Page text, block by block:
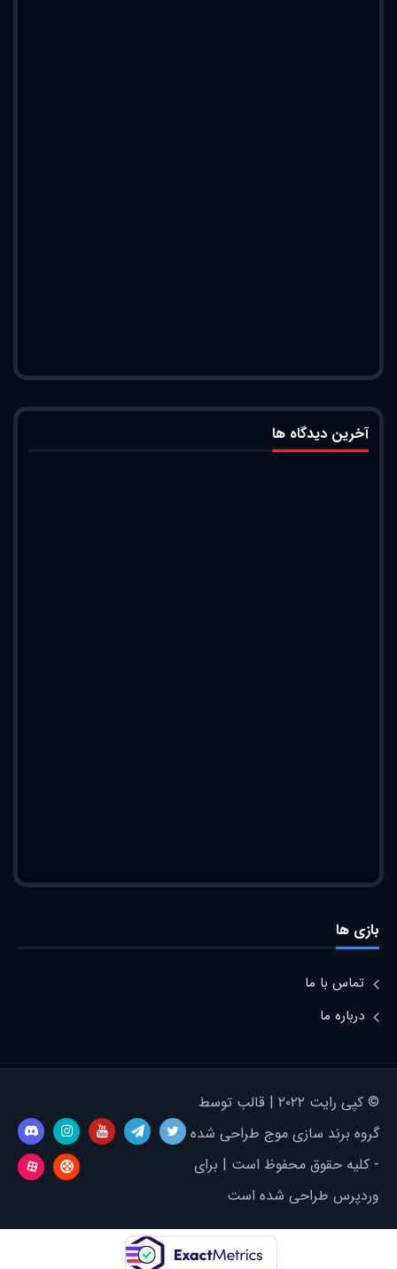
آخرین دیدگاه ها
بازی ها
تماس با ما
درباره ما
© کپی رایت ۲۰۲۲ | قالب توسط
گروه برند سازی موج طراحی شده
- کلیه حقوق محفوظ است | برای
وردپرس طراحی شده است